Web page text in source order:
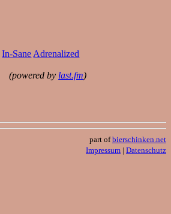
In-Sane Adrenalized
(powered by last.fm)
part ofbierschinken.net
Impressum | Datenschutz